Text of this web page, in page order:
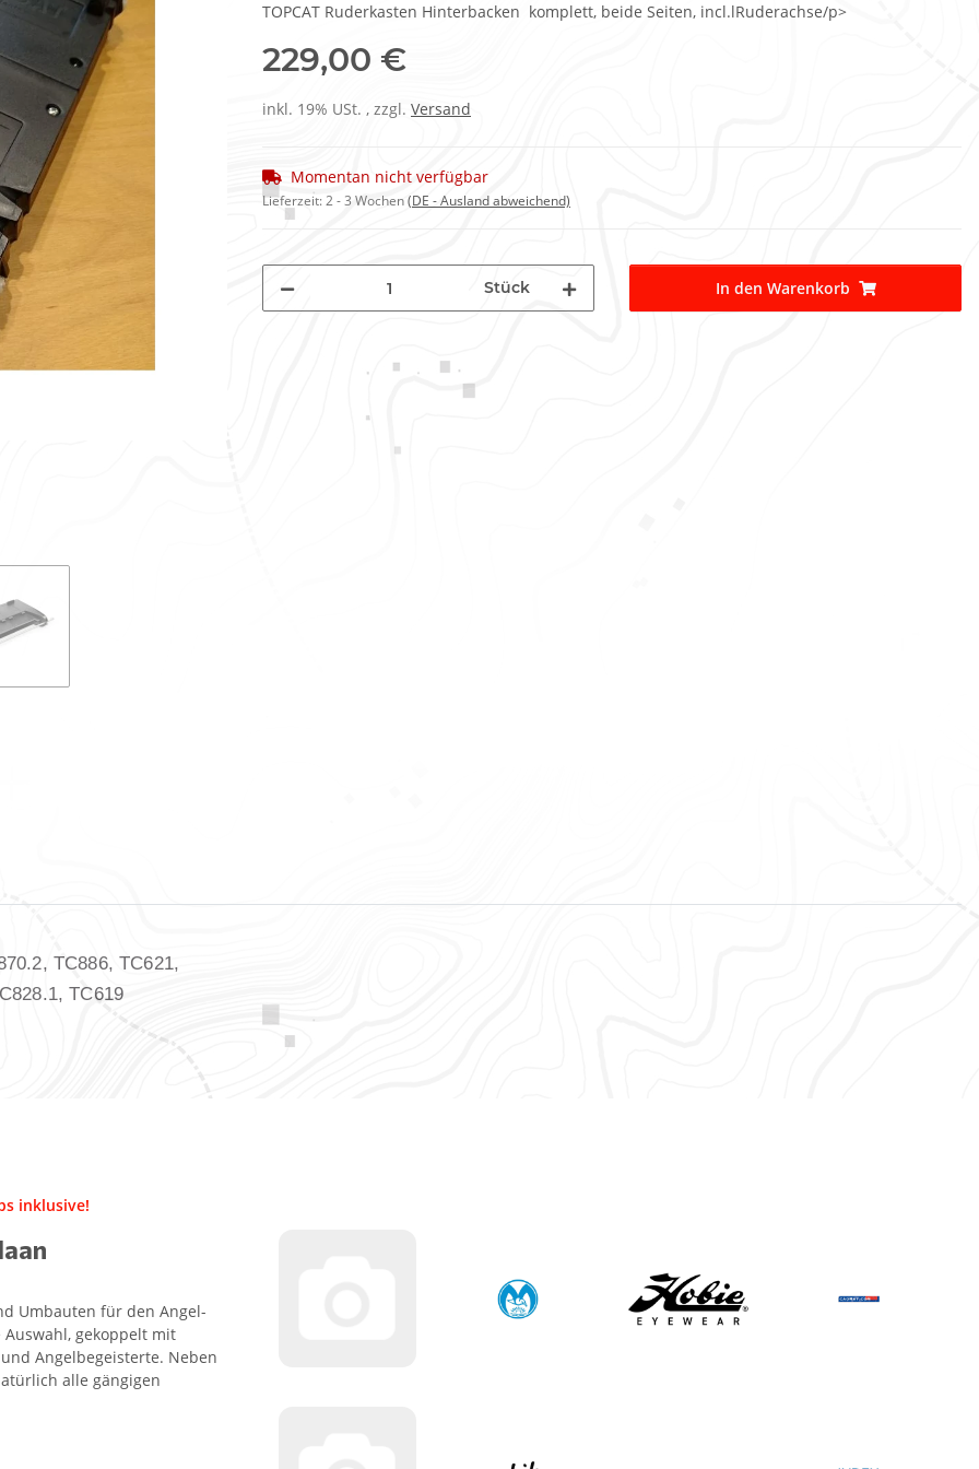
TOPCAT Ruderkasten Hinterbacken komplett, beide Seiten, incl.lRuderachse/p>
229,00 €
inkl. 19% USt. , zzgl. Versand
Momentan nicht verfügbar
Lieferzeit:2 - 3 Wochen(DE - Ausland abweichend)
Stück In den Warenkorb
TC886, TC621,
TC619
inklusive!
Umbauten für den Angel-
gekoppelt mit
Angelbegeisterte. Neben
alle gängigen